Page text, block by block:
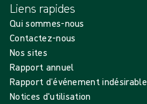
Liens rapides
Qui sommes-nous
Contactez-nous
Nos sites
Rapport annuel
Rapport d’événement indésirable
Notices d'utilisation